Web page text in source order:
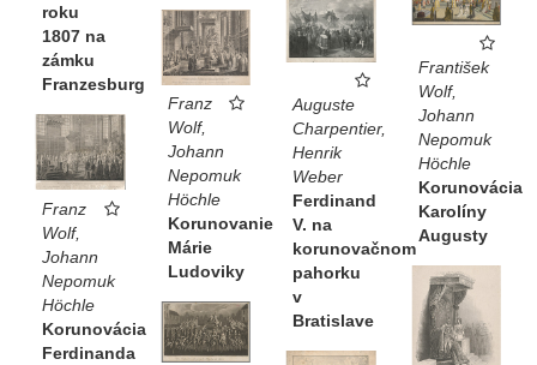
roku
1807 na
zámku
Franzesburg
František
Wolf,
Johann
Nepomuk
Höchle
Korunovácia
Karolíny
Augusty
Auguste
Charpentier,
Henrik
Weber
Ferdinand
V. na
korunovačnom
pahorku
v
Bratislave
Franz
Wolf,
Johann
Nepomuk
Höchle
Korunovanie
Márie
Ludoviky
Franz
Wolf,
Johann
Nepomuk
Höchle
Korunovácia
Ferdinanda